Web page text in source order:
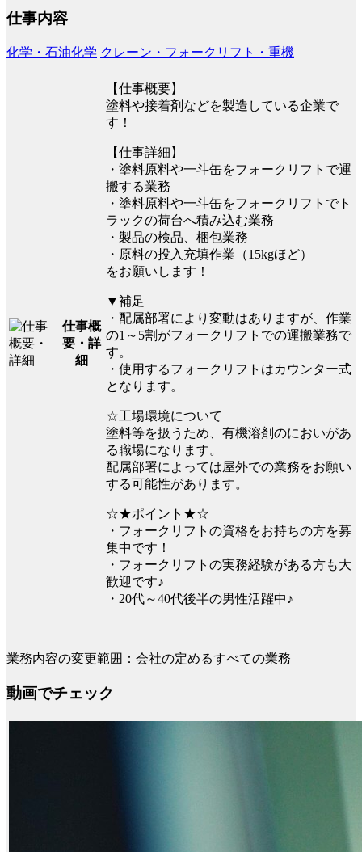
仕事内容
化学・石油化学 クレーン・フォークリフト・重機
仕事概
要・詳
細
【仕事概要】
塗料や接着剤などを製造している企業で
す！
【仕事詳細】
・塗料原料や一斗缶をフォークリフトで運
搬する業務
・塗料原料や一斗缶をフォークリフトでト
ラックの荷台へ積み込む業務
・製品の検品、梱包業務
・原料の投入充填作業（15kgほど）
をお願いします！
▼補足
・配属部署により変動はありますが、作業
の1～5割がフォークリフトでの運搬業務で
す。
・使用するフォークリフトはカウンター式
となります。
☆工場環境について
塗料等を扱うため、有機溶剤のにおいがあ
る職場になります。
配属部署によっては屋外での業務をお願い
する可能性があります。
☆★ポイント★☆
・フォークリフトの資格をお持ちの方を募
集中です！
・フォークリフトの実務経験がある方も大
歓迎です♪
・20代～40代後半の男性活躍中♪
業務内容の変更範囲：会社の定めるすべての業務
動画でチェック